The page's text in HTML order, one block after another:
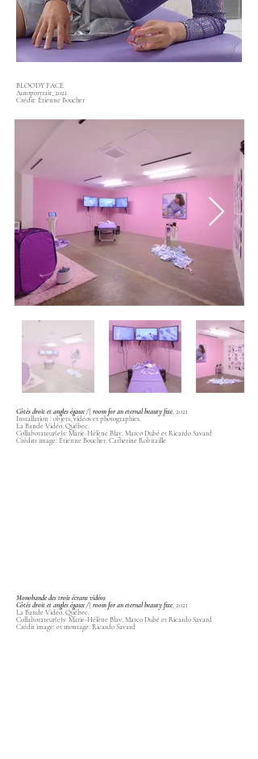
BLOODY FACE
Autoportrait_2021
Crédit: Étienne Boucher
Côtés droit et angles égaux /\ room for an eternal beauty fixe, 2021
Installation : objets, vidéos et photographies.
La Bande Vidéo, Québec.
Collaborateur(e)s: Marie-Hélène Blay, Marco Dubé et Ricardo Savard
Crédits image: Étienne Boucher, Catherine Robitaille
Monobande des trois écrans vidéos
Côtés droit et angles égaux /\ room for an eternal beauty fixe, 2021
La Bande Vidéo, Québec.
Collaborateur(e)s: Marie-Hélène Blay, Marco Dubé et Ricardo Savard
Crédit image: et montage: Ricardo Savard